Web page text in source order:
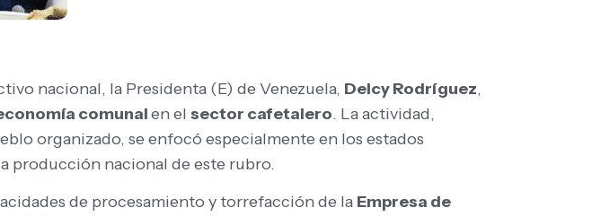
nacional, la Presidenta (E) de Venezuela, Delcy Rodríguez,
comunalen el sector cafetalero. La actividad,
organizado, se enfocó especialmente en los estados
producción nacional de este rubro.
de procesamiento y torrefacción de la Empresa de